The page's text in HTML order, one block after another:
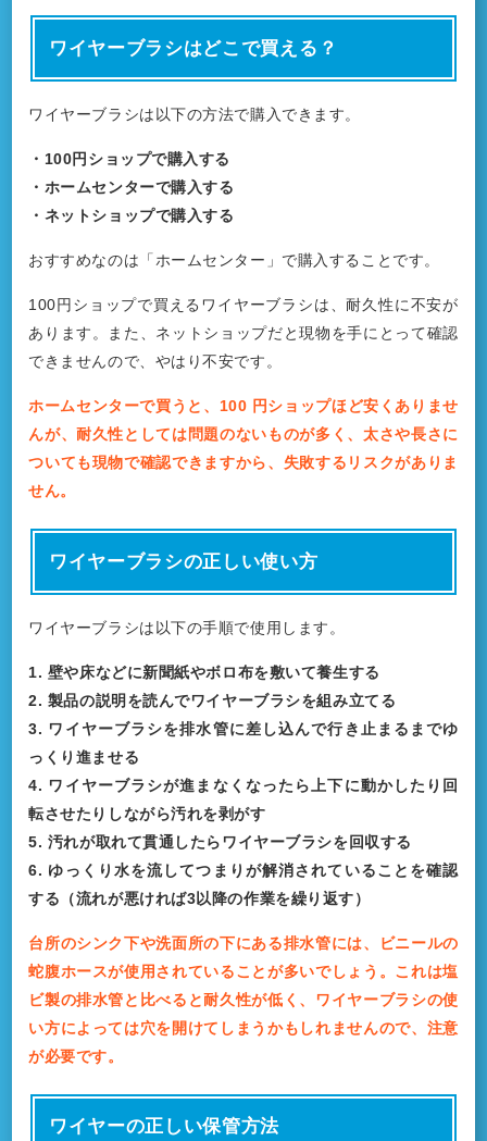
ワイヤーブラシはどこで買える？
ワイヤーブラシは以下の方法で購入できます。
・100円ショップで購入する
・ホームセンターで購入する
・ネットショップで購入する
おすすめなのは「ホームセンター」で購入することです。
100円ショップで買えるワイヤーブラシは、耐久性に不安が
あります。また、ネットショップだと現物を手にとって確認
できませんので、やはり不安です。
ホームセンターで買うと、100 円ショップほど安くありませ
んが、耐久性としては問題のないものが多く、太さや長さに
ついても現物で確認できますから、失敗するリスクがありま
せん。
ワイヤーブラシの正しい使い方
ワイヤーブラシは以下の手順で使用します。
1. 壁や床などに新聞紙やボロ布を敷いて養生する
2. 製品の説明を読んでワイヤーブラシを組み立てる
3. ワイヤーブラシを排水管に差し込んで行き止まるまでゆ
っくり進ませる
4. ワイヤーブラシが進まなくなったら上下に動かしたり回
転させたりしながら汚れを剥がす
5. 汚れが取れて貫通したらワイヤーブラシを回収する
6. ゆっくり水を流してつまりが解消されていることを確認
する（流れが悪ければ3以降の作業を繰り返す）
台所のシンク下や洗面所の下にある排水管には、ビニールの
蛇腹ホースが使用されていることが多いでしょう。これは塩
ビ製の排水管と比べると耐久性が低く、ワイヤーブラシの使
い方によっては穴を開けてしまうかもしれませんので、注意
が必要です。
ワイヤーの正しい保管方法